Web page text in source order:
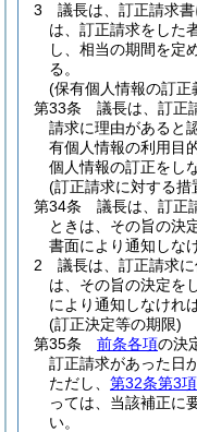
3
議長は、訂正請求
は、訂正請求をした
し、相当の期間を定
る。
(保有個人情報の訂正
第33条
議長は、訂正
請求に理由があると
有個人情報の利用目
個人情報の訂正をし
(訂正請求に対する措
第34条
議長は、訂正
ときは、その旨の決
書面により通知しな
2
議長は、訂正請求
は、その旨の決定を
により通知しなけれ
(訂正決定等の期限)
第35条
前条各項の決
訂正請求があった日
ただし、 第32条第3項
っては、当該補正に
い。